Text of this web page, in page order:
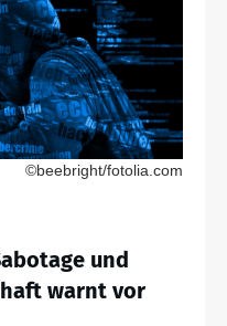
©beebright/fotolia.com
und
warnt vor